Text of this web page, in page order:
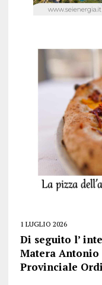
1 LUGLIO 2026
Di seguito l’
Matera
Provinciale